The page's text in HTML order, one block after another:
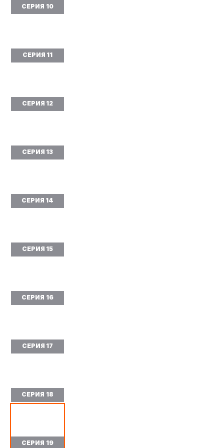
СЕРИЯ 10
СЕРИЯ 11
СЕРИЯ 12
СЕРИЯ 13
СЕРИЯ 14
СЕРИЯ 15
СЕРИЯ 16
СЕРИЯ 17
СЕРИЯ 18
СЕРИЯ 19